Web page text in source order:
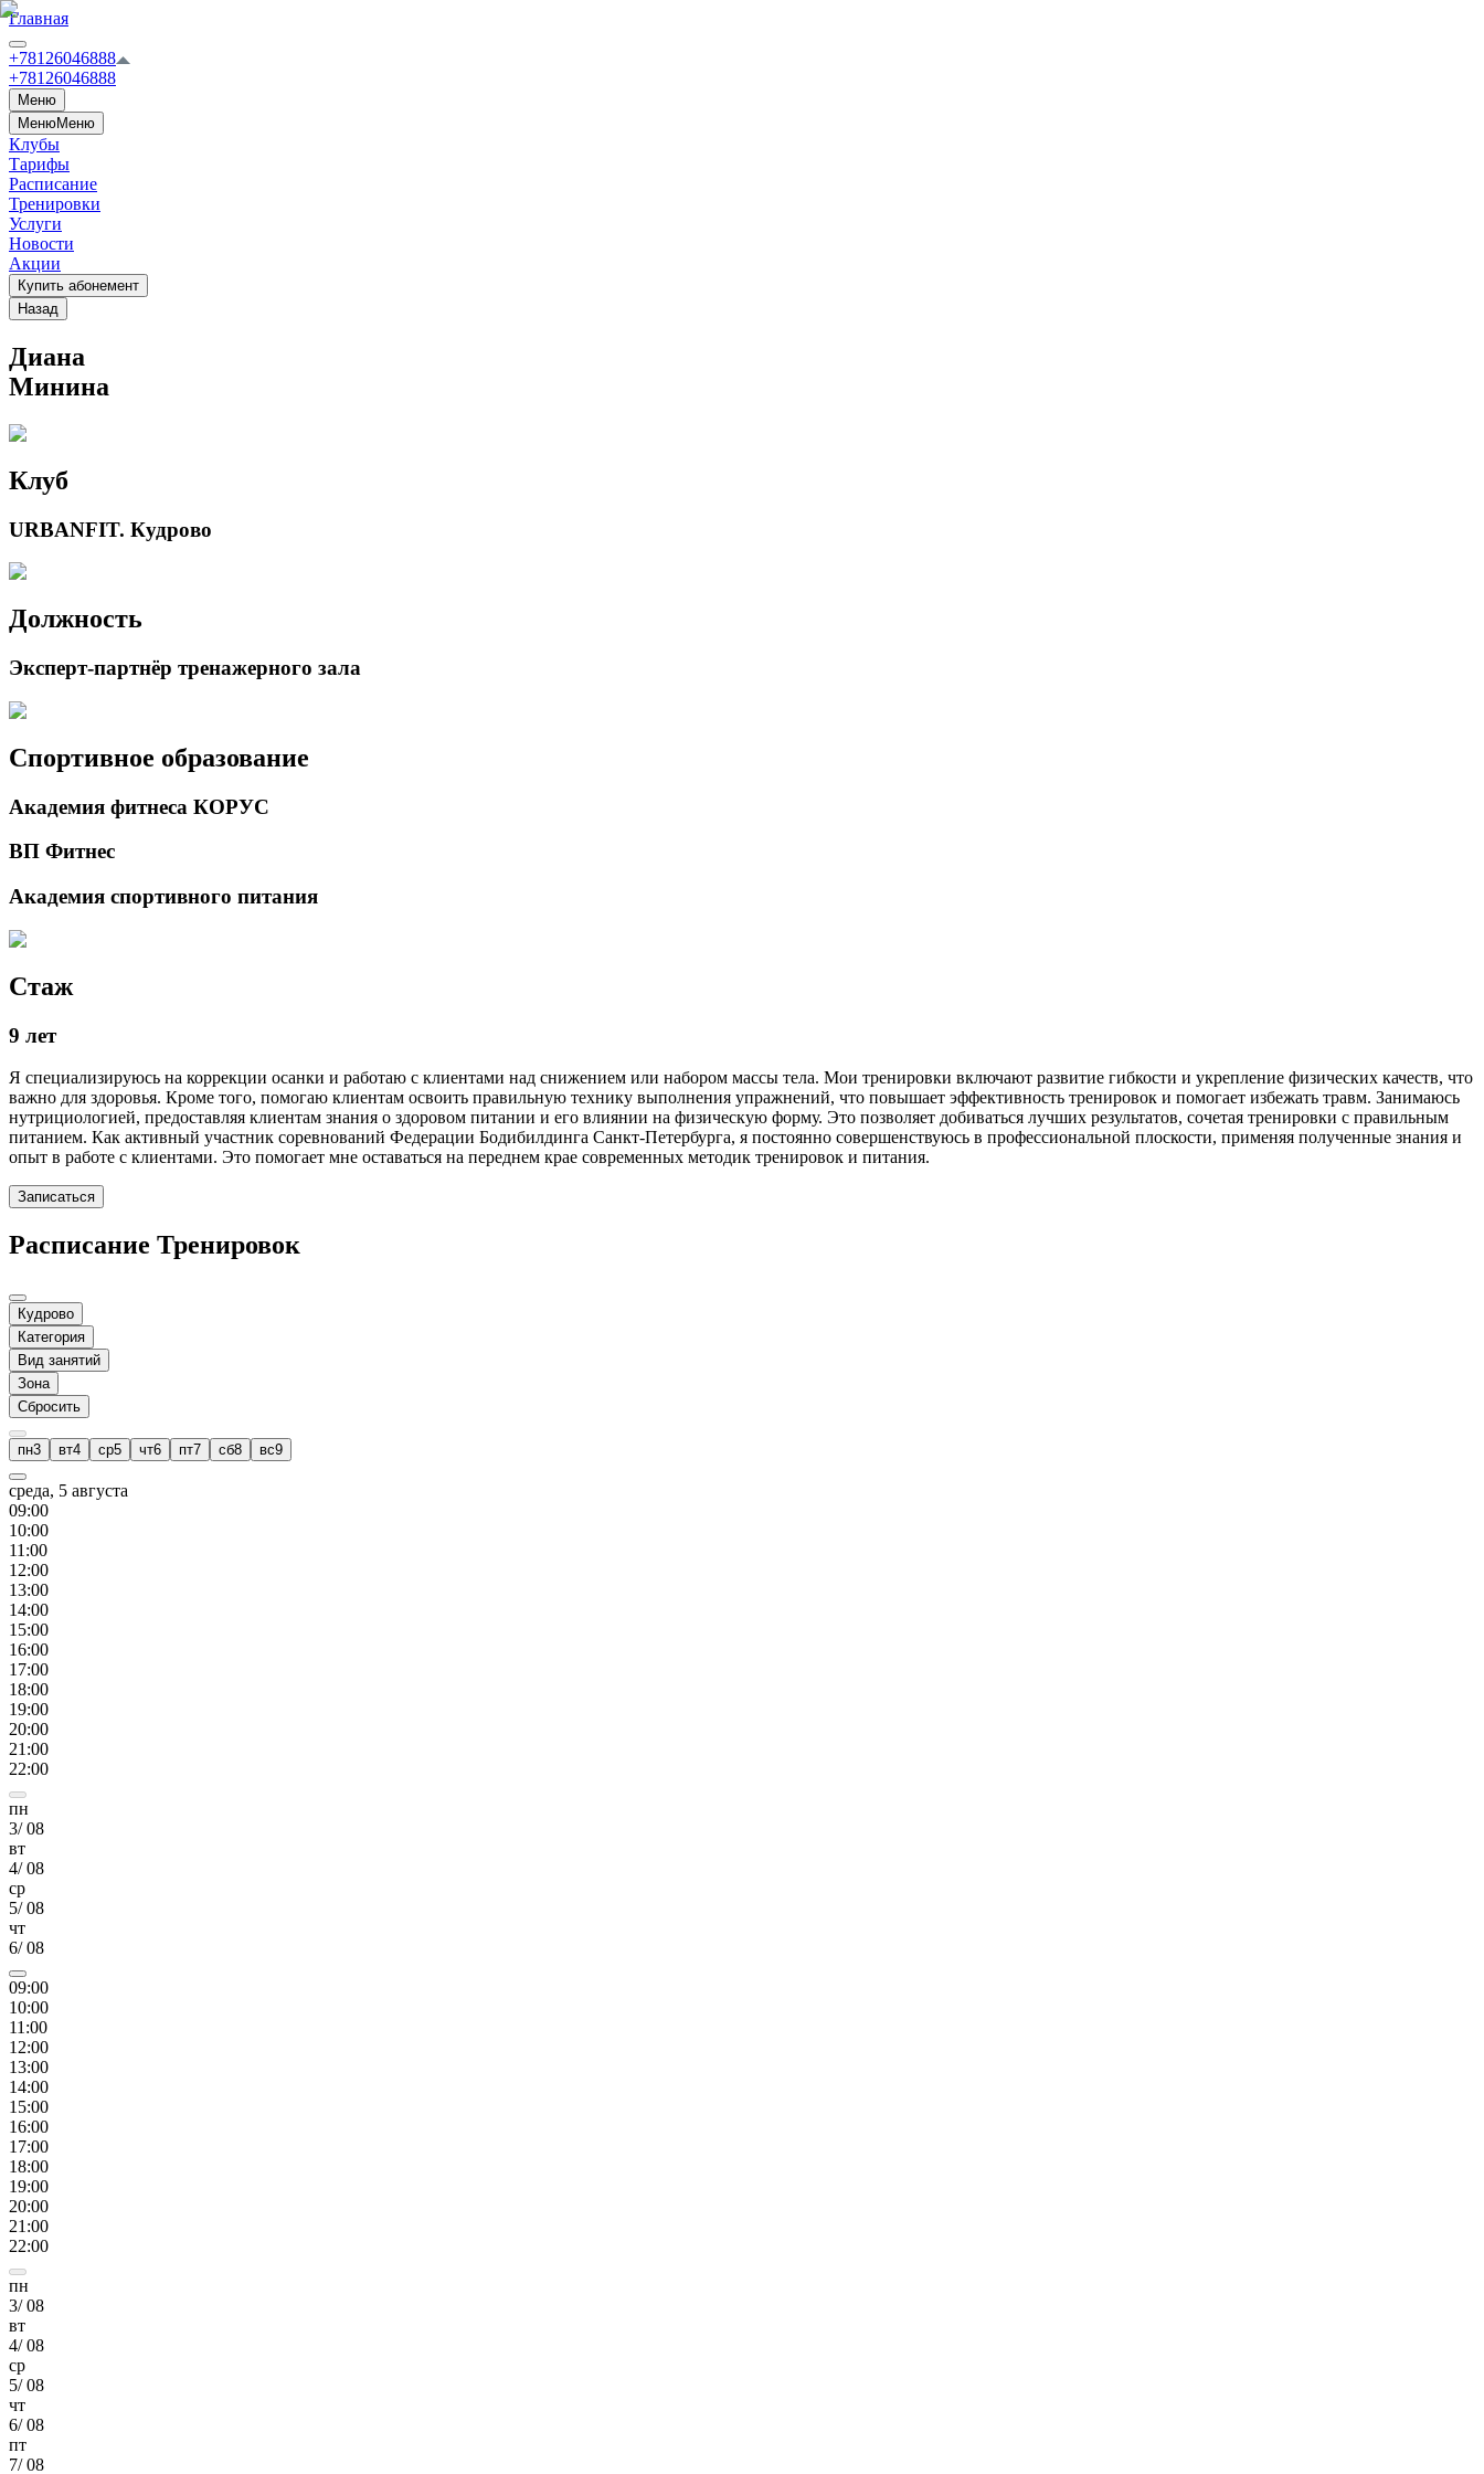
Главная
+78126046888
+78126046888
Меню
МенюМеню
Клубы
Тарифы
Расписание
Тренировки
Услуги
Новости
Акции
Купить абонемент
Назад
Диана
Минина
Клуб
URBANFIT. Кудрово
Должность
Эксперт-партнёр тренажерного зала
Спортивное образование
Академия фитнеса КОРУС
ВП Фитнес
Академия спортивного питания
Стаж
9 лет
Я специализируюсь на коррекции осанки и работаю с клиентами над снижением или набором массы тела. Мои тренировки включают развитие гибкости и укрепление физических качеств, что
важно для здоровья. Кроме того, помогаю клиентам освоить правильную технику выполнения упражнений, что повышает эффективность тренировок и помогает избежать травм. Занимаюсь
нутрициологией, предоставляя клиентам знания о здоровом питании и его влиянии на физическую форму. Это позволяет добиваться лучших результатов, сочетая тренировки с правильным
питанием. Как активный участник соревнований Федерации Бодибилдинга Санкт-Петербурга, я постоянно совершенствуюсь в профессиональной плоскости, применяя полученные знания и
опыт в работе с клиентами. Это помогает мне оставаться на переднем крае современных методик тренировок и питания.
Записаться
Расписание Тренировок
Кудрово
Категория
Вид занятий
Зона
Сбросить
пн3 вт4 ср5 чт6 пт7 сб8 вс9
среда, 5 августа
09:00
10:00
11 :00
12:00
13:00
14:00
15:00
16:00
17:00
18:00
19:00
20:00
21 :00
22:00
пн
3/08
вт
4/08
ср
5/08
чт
6/08
09:00
10:00
11 :00
12:00
13:00
14:00
15:00
16:00
17:00
18:00
19:00
20:00
21 :00
22:00
пн
3/08
вт
4/08
ср
5/08
чт
6/08
пт
7/08